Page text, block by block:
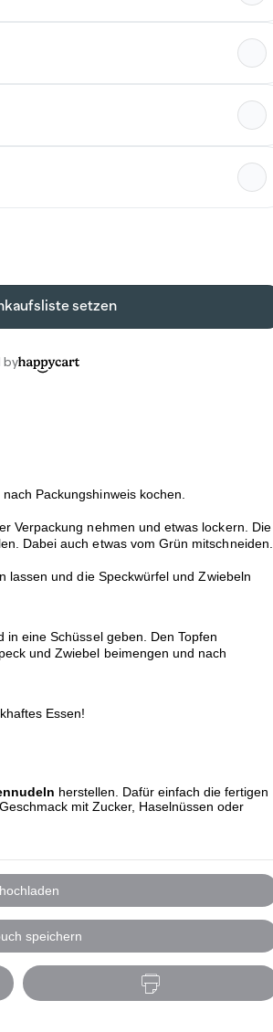
Packungshinweis kochen.
Verpackung nehmen und etwas lockern. Die
Dabei auch etwas vom Grün mitschneiden.
lassen und die Speckwürfel und Zwiebeln
eine Schüssel geben. Den Topfen
und Zwiebel beimengen und nach
Essen!
herstellen. Dafür einfach die fertigen
mit Zucker, Haselnüssen oder
speichern